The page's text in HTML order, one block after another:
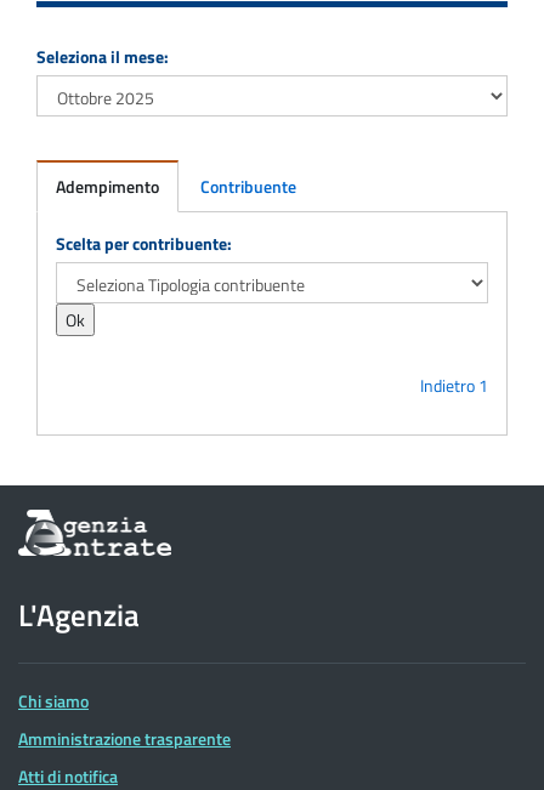
Seleziona il mese:
Adempimento Contribuente
Adempimento
Scelta per contribuente:
Indietro1
Informazioni
sul
dell'Agenzia
delle
Entrate
L'Agenzia
Chi siamo
Amministrazione trasparente
Atti di notifica